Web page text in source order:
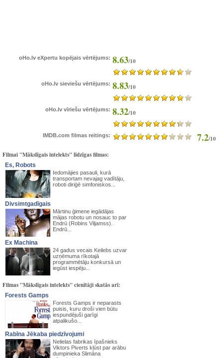
oHo.lv eXpertu kopējais vērtējums: 8.63/10
oHo.lv sieviešu vērtējums: 8.83/10
oHo.lv vīriešu vērtējums: 8.32/10
IMDB.com filmas reitings: 7.2/10
Filmai "Mākslīgais intelekts" līdzīgas filmas:
Es, Robots
Iedomājies pasauli, kurā
transportam nevajag vadītāju,
roboti diriģē simfoniskos...
Divsimtgadīgais
Mārtinu ģimene iegādājas
mājas robotu un nosauc to par
Endrū (Robins Viljamss).
Endrū...
Ex Machina
24 gadus vecais Keilebs uzvar
uzņēmuma rīkotajā
programmētāju konkursā un
iegūst iespēju...
Filmas "Mākslīgais intelekts" cienītāji skatās arī:
Forests Gamps
Forests Gamps ir neparasts
puisis, kuru droši vien būtu
iespundējuši garīgi
atpalikušo...
Rabīna Jēkaba piedzīvojumi
Nelielas fabrikas īpašnieks
Viktors Piverts kļūst par arābu
dumpinieka Slimāna